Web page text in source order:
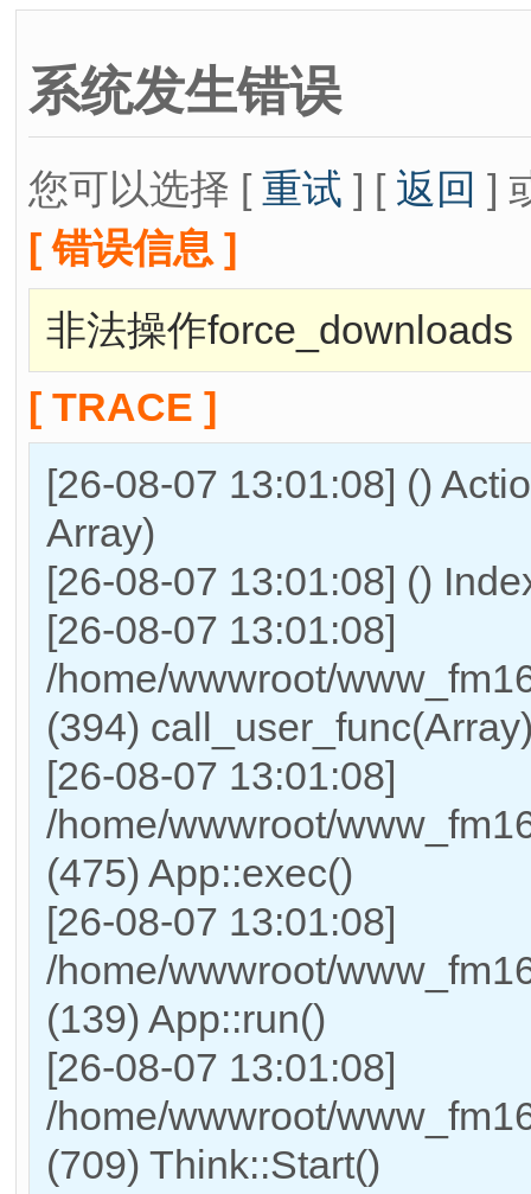
系统发生错误
您可以选择 [ 重试 ] [ 返回 ]
[ 错误信息 ]
非法操作force_downloads
[ TRACE ]
[26-08-07 13:01:08] ()
Array)
[26-08-07 13:01:08] ()
[26-08-07 13:01:08]
/home/wwwroot/
(394)
[26-08-07 13:01:08]
/home/wwwroot/
(475) App::exec()
[26-08-07 13:01:08]
/home/wwwroot/
(139) App::run()
[26-08-07 13:01:08]
/home/wwwroot/
(709) Think::Start()